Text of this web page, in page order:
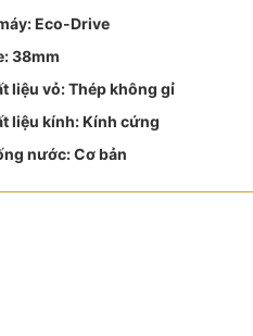
Eco-Drive
38mm
liệu vỏ: Thép không gỉ
liệu kính: Kính cứng
nước: Cơ bản